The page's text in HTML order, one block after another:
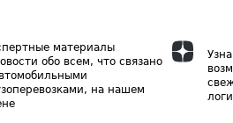
материалы
обо всем, что связано
на нашем